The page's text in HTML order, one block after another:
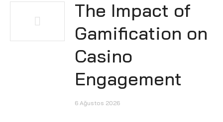
The Impact of
Gamification on
Casino
Engagement
6 Ağustos 2026